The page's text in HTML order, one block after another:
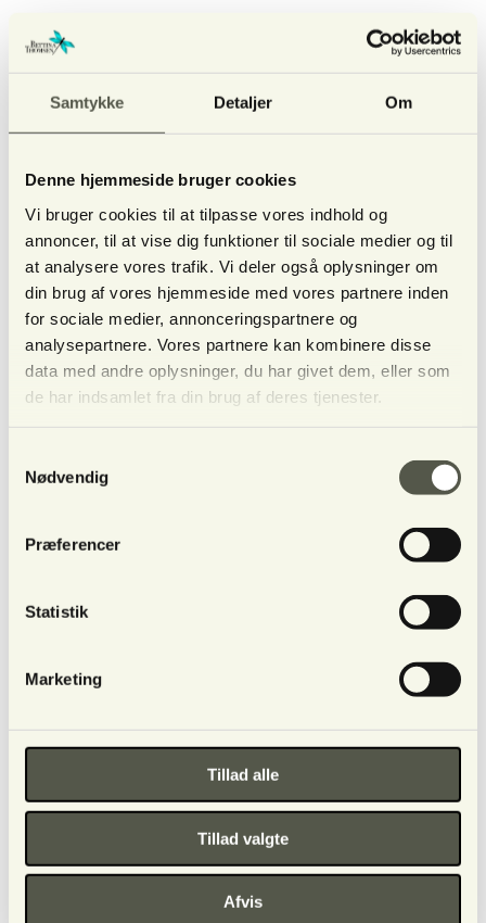
Samtykke Detaljer Om
Denne hjemmeside bruger cookies
Vi bruger cookies til at tilpasse vores indhold og
annoncer, til at vise dig funktioner til sociale medier og til
at analysere vores trafik. Vi deler også oplysninger om
din brug af vores hjemmeside med vores partnere inden
for sociale medier, annonceringspartnere og
analysepartnere. Vores partnere kan kombinere disse
data med andre oplysninger, du har givet dem, eller som
de har indsamlet fra din brug af deres tjenester.
Nødvendig
Præferencer
Statistik
Marketing
Tillad alle
Tillad valgte
Afvis
1 min læsning
Bettina
Link til podcasten TILFÆLDIGE MØDER
længere nede
Pilgrim – På rejse i troens univers. Tråden
https://podcasts.apple.com/dk/podcast/tr%C3%
Lyden af et bedre liv afsnit 404 Når sjæle
kommunikerer-kanaliseringens/id1153074194?
i=1000738646374
https://open.spotify.com/episode/2XUACf59Q
MPMsR244MT3nY?
Loven om tiltrækning afsnit 69
https://fuglsangfrederik.podbean.com/e/mester-
manifestation-fra-dr%C3%B8m-til-virkelighed-
med-frederik-greter-fuglsang/
https://podcasts.apple.com/dk/podcast/95-
af-dem-praktiske/id1745452026?
Nova Magica podcast Afdødekontakt og
åndelige verden | Bettina Thomsen